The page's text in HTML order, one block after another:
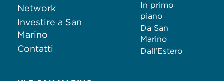
Network
Investire a San
Marino
Contatti
In primo
piano
Da San
Marino
Dall’Estero